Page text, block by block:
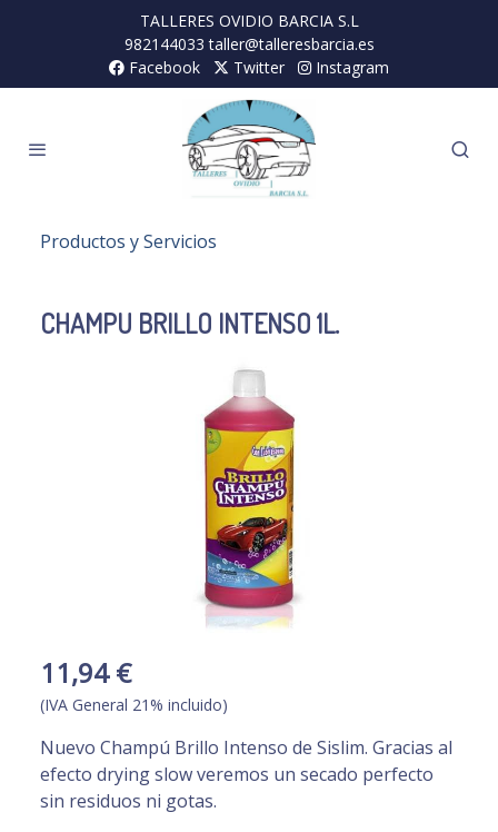
TALLERES OVIDIO BARCIA S.L
982144033 taller@talleresbarcia.es
Facebook
Twitter Instagram
Productos y Servicios
CHAMPU BRILLO INTENSO 1L.
11,94 €
(IVA General 21% incluido)
Nuevo Champú Brillo Intenso de Sislim. Gracias al
efecto drying slow veremos un secado perfecto
sin residuos ni gotas.